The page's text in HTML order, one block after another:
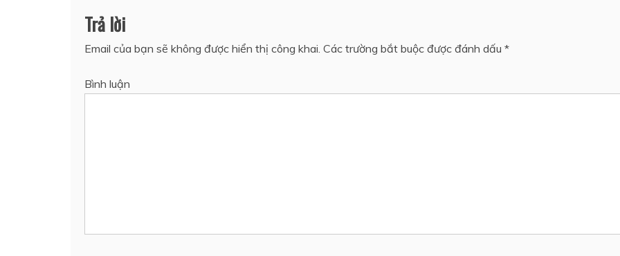
Trả lời
Email của bạn sẽ không được hiển thị công khai. Các trường bắt buộc được đánh dấu *
Bình luận